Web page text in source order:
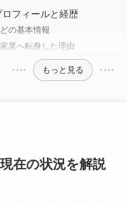
フィールと経歴
の基本情報
業へ転身した理由
もっと見る
在の状況を解説